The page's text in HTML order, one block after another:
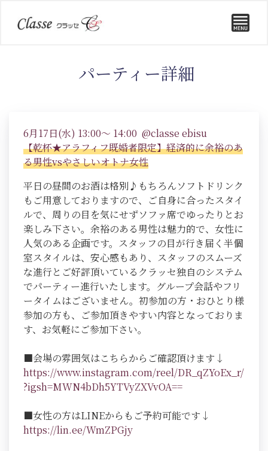
パーティー詳細
6月17日(水) 13:00～ 14:00 @classe ebisu
【乾杯★アラフィフ既婚者限定】経済的に余裕のあ
る男性vsやさしいオトナ女性
平日の昼間のお酒は格別♪もちろんソフトドリンク
もご用意しておりますので、ご自身に合ったスタイ
ルで、周りの目を気にせずソファ席でゆったりとお
楽しみ下さい。余裕のある男性は魅力的で、女性に
人気のある企画です。スタッフの目が行き届く半個
室スタイルは、安心感もあり、スタッフのスムーズ
な進行とご好評頂いているクラッセ独自のシステム
でパーティー進行いたします。グループ会話やフリ
ータイムはございません。初参加の方・おひとり様
参加の方も、ご参加頂きやすい内容となっておりま
す、お気軽にご参加下さい。
■会場の雰囲気はこちらからご確認頂けます↓
https://www.instagram.com/reel/DR_qZYoEx_r/
?igsh=MWN4bDh5YTVyZXVvOA==
■女性の方はLINEからもご予約可能です↓
https://lin.ee/WmZPGjy